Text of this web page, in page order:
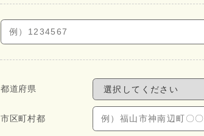
都道府県
市区町村都